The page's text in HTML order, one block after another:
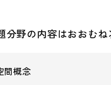
野の内容はおおむね
間概念